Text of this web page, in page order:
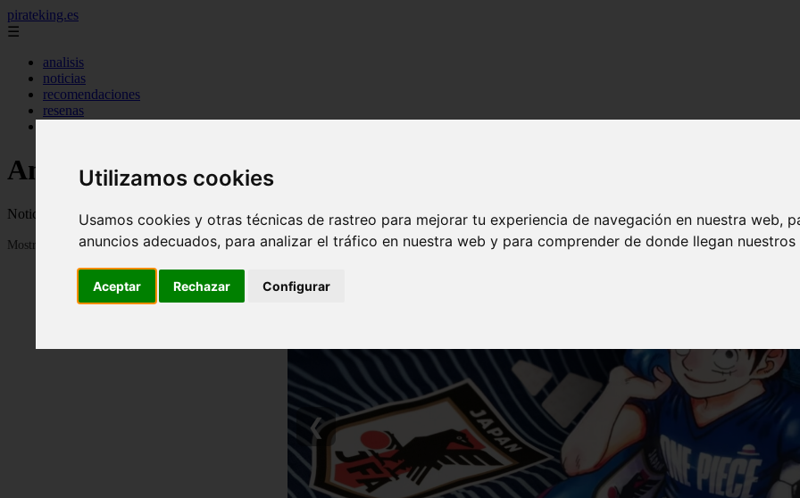
Utilizamos cookies
Usamos cookies y otras técnicas de rastreo para mejorar tu experiencia de navegación en nuestra web,
anuncios adecuados, para analizar el tráfico en nuestra web y para comprender de donde llegan
Aceptar Rechazar Configurar
pirateking.es
☰
analisis
noticias
recomendaciones
resenas
Anime en Español
Noticias, novedades, fanfics, trailers, videos, avances y todo sobre anime en español
Mostrando 1 - 24 de 235 artículos
Reseña Hentai - Kuroinu: Kedakaki Seijo wa Hakudaku ni
Español
❮